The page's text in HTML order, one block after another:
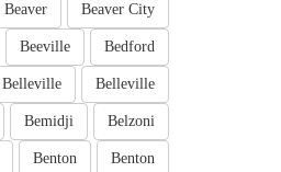
Beaver City
Beaver
Bedford
Beeville
Belleville
Belleville
Belzoni
Bemidji
Benton
Benton